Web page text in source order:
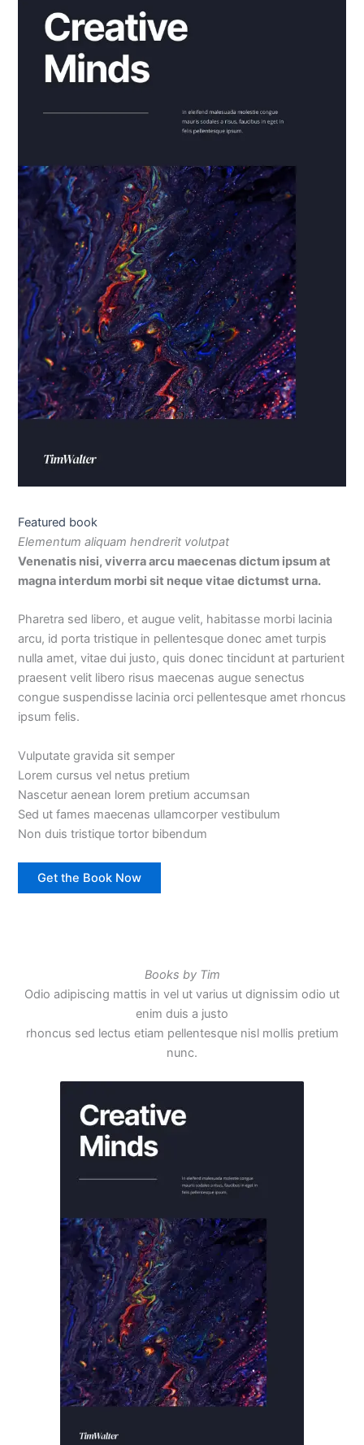
Featured book
Elementum aliquam hendrerit volutpat​
Venenatis nisi, viverra arcu maecenas dictum ipsum at
magna interdum morbi sit neque vitae dictumst urna.
Pharetra sed libero, et augue velit, habitasse morbi lacinia
arcu, id porta tristique in pellentesque donec amet turpis
nulla amet, vitae dui justo, quis donec tincidunt at parturient
praesent velit libero risus maecenas augue senectus
congue suspendisse lacinia orci pellentesque amet rhoncus
ipsum felis.
Vulputate gravida sit semper
Lorem cursus vel netus pretium
Nascetur aenean lorem pretium accumsan
Sed ut fames maecenas ullamcorper vestibulum
Non duis tristique tortor bibendum
Get the Book Now
Books by Tim
Odio adipiscing mattis in vel ut varius ut dignissim odio ut
enim duis a justo
rhoncus sed lectus etiam pellentesque nisl mollis pretium
nunc.